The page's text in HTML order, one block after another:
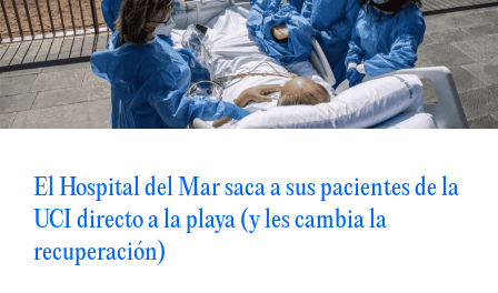
El Hospital del Mar saca a sus pacientes de la
UCI directo a la playa (y les cambia la
recuperación)